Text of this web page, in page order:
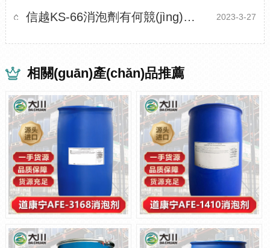
信越KS-66消泡劑有何競(jìng)爭(zhēng)優(yōu)勢(shì) 2023-3-27
相關(guān)產(chǎn)品推薦